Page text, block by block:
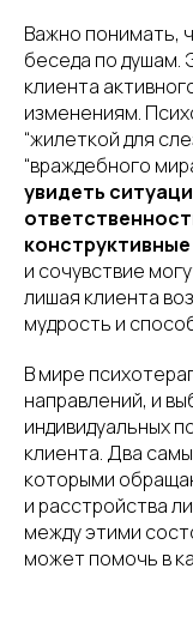
Важно понимать,
беседа по
клиента
изменениям.
“жилеткой для
“враждебного
увидеть
и сочувствие
лишая клиента
мудрость и
В мире
направлений, и
индивидуальных
клиента. Два
которыми
и расстройства
между этими
может помочь в